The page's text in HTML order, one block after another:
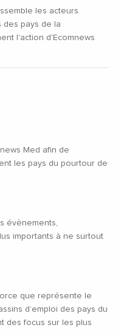
Med afin de
les pays du pourtour de
évènements,
importants à ne surtout
que représente le
d’emploi des pays du
des focus sur les plus
les acteurs
des pays de la
l'action d'Ecomnews